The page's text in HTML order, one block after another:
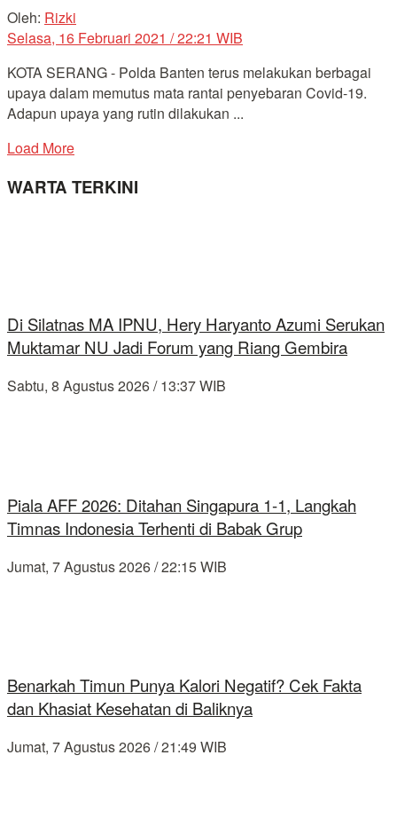
Oleh: Rizki
Selasa, 16 Februari 2021 / 22:21 WIB
KOTA SERANG - Polda Banten terus melakukan berbagai
upaya dalam memutus mata rantai penyebaran Covid-19.
Adapun upaya yang rutin dilakukan ...
Load More
WARTA TERKINI
Di Silatnas MA IPNU, Hery Haryanto Azumi Serukan
Muktamar NU Jadi Forum yang Riang Gembira
Sabtu, 8 Agustus 2026 / 13:37 WIB
Piala AFF 2026: Ditahan Singapura 1-1, Langkah
Timnas Indonesia Terhenti di Babak Grup
Jumat, 7 Agustus 2026 / 22:15 WIB
Benarkah Timun Punya Kalori Negatif? Cek Fakta
dan Khasiat Kesehatan di Baliknya
Jumat, 7 Agustus 2026 / 21:49 WIB